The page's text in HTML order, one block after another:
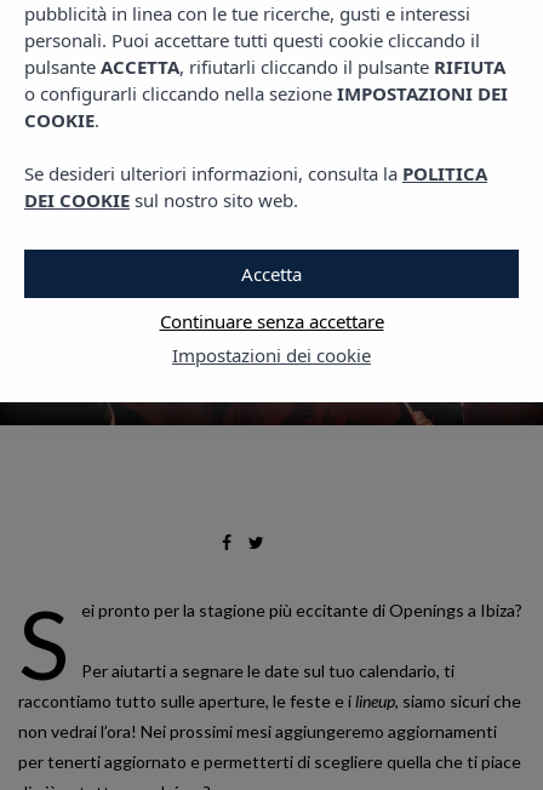
PIANI IBIZA
Prossimi Opening di
Ibiza stagione 2024
stanno arrivando
10 MAGGIO, 2024
S ei pronto per la stagione più eccitante di Openings a Ibiza?
Per aiutarti a segnare le date sul tuo calendario, ti
raccontiamo tutto sulle aperture, le feste e ilineup, siamo sicuri che
non vedrai l’ora! Nei prossimi mesi aggiungeremo aggiornamenti
per tenerti aggiornato e permetterti di scegliere quella che ti piace
pubblicità in linea con le tue ricerche, gusti e interessi
personali. Puoi accettare tutti questi cookie cliccando il
pulsante ACCETTA, rifiutarli cliccando il pulsante RIFIUTA
o configurarli cliccando nella sezione IMPOSTAZIONI DEI
COOKIE.
Se desideri ulteriori informazioni, consulta la POLITICA
DEI COOKIE sul nostro sito web.
Impostazioni dei cookie
Continuare senza accettare
Accetta